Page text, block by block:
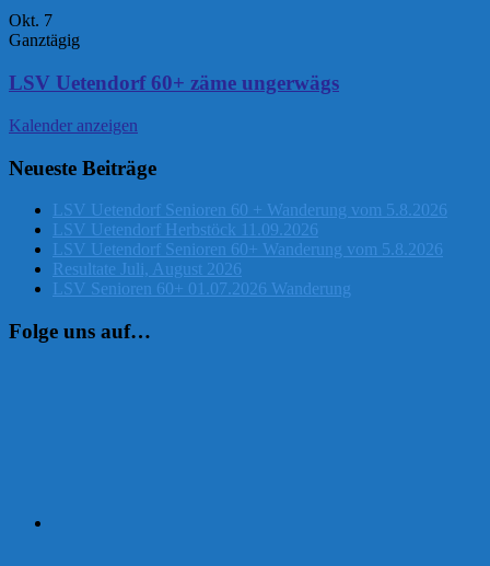
Okt. 7
Ganztägig
LSV Uetendorf 60+ zäme ungerwägs
Kalender anzeigen
Neueste Beiträge
LSV Uetendorf Senioren 60 + Wanderung vom 5.8.2026
LSV Uetendorf Herbstöck 11.09.2026
LSV Uetendorf Senioren 60+ Wanderung vom 5.8.2026
Resultate Juli, August 2026
LSV Senioren 60+ 01.07.2026 Wanderung
Folge uns auf…